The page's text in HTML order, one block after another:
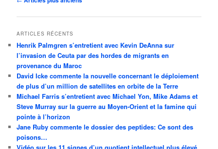
articles
ARTICLES RÉCENTS
Henrik Palmgren s’entretient avec Kevin DeAnna sur
l’invasion de Ceuta par des hordes de migrants en
provenance du Maroc
David Icke commente la nouvelle concernant le déploiement
de plus d’un million de satellites en orbite de la Terre
Michael Farris s’entretient avec Michael Yon, Mike Adams et
Steve Murray sur la guerre au Moyen-Orient et la famine qui
pointe à l’horizon
Jane Ruby commente le dossier des peptides: Ce sont des
poisons…